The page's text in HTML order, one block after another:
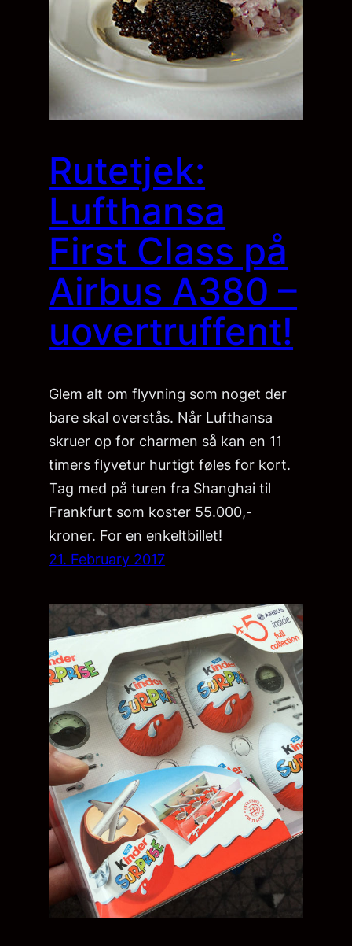
Rutetjek:
Lufthansa
First Class på
Airbus A380 –
uovertruffent!
Glem alt om flyvning som noget der
bare skal overstås. Når Lufthansa
skruer op for charmen så kan en 11
timers flyvetur hurtigt føles for kort.
Tag med på turen fra Shanghai til
Frankfurt som koster 55.000,-
kroner. For en enkeltbillet!
21. February 2017